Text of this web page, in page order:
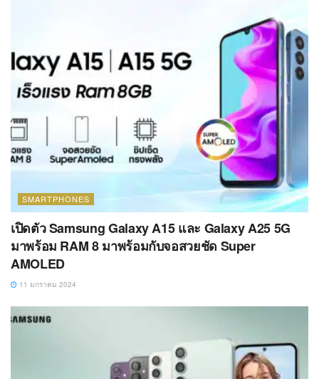
SMARTPHONES
เปิดตัว Samsung Galaxy A15 และ Galaxy A25 5G
มาพร้อม RAM 8 มาพร้อมกับจอสวยชัด Super
AMOLED
11 มกราคม 2024